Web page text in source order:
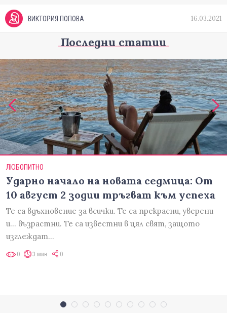
ВИКТОРИЯ ПОПОВА 16.03.2021
Последни статии
ЛЮБОПИТНО
Ударно начало на новата седмица: От
10 август 2 зодии тръгват към успеха
Те са вдъхновение за всички. Те са прекрасни, уверени
и... възрастни. Те са известни в цял свят, защото
изглеждат…
0 3 мин 0